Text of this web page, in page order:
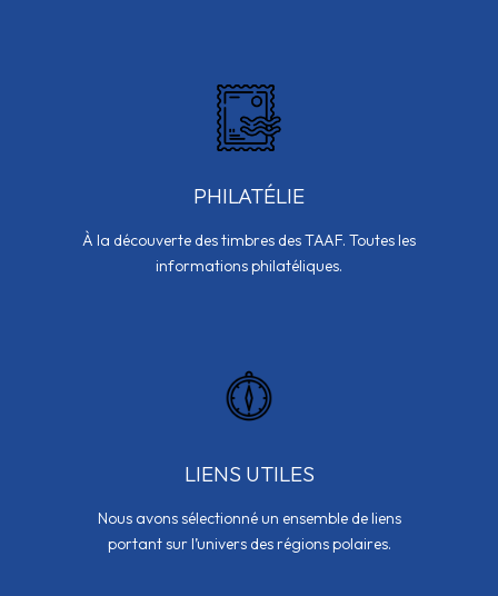
PHILATÉLIE
À la découverte des timbres des TAAF. Toutes les
informations philatéliques.
LIENS UTILES
Nous avons sélectionné un ensemble de liens
portant sur l’univers des régions polaires.